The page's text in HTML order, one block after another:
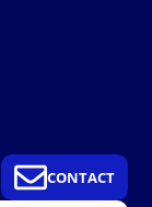
CONTACT